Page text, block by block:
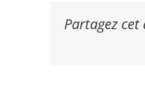
Partagez